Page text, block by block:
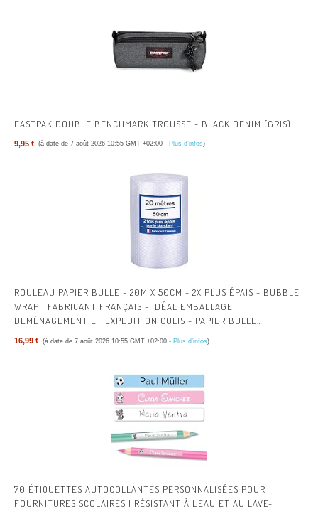
EASTPAK DOUBLE BENCHMARK TROUSSE - BLACK DENIM (GRIS)
9,95 € (à date de 7 août 2026 10:55 GMT +02:00 - Plus d’infos)
ROULEAU PAPIER BULLE - 20M X 50CM - 2X PLUS ÉPAIS - BUBBLE
WRAP | FABRICANT FRANÇAIS - IDÉAL EMBALLAGE
DÉMÉNAGEMENT ET EXPÉDITION COLIS - PAPIER BULLE
16,99 € (à date de 7 août 2026 10:55 GMT +02:00 - Plus d’infos)
70 ÉTIQUETTES AUTOCOLLANTES PERSONNALISÉES POUR
FOURNITURES SCOLAIRES | RÉSISTANT À L'EAU ET AU LAVE-